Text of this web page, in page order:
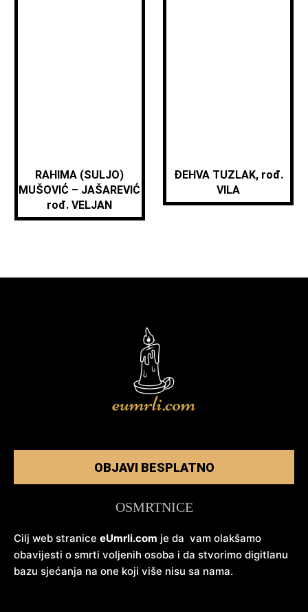
RAHIMA (SULJO)
MUŠOVIĆ – JAŠAREVIĆ
rođ. VELJAN
ĐEHVA TUZLAK, rođ.
VILA
OBJAVI BESPLATNO
OSMRTNICE
Cilj web stranice eUmrli.com je da vam olakšamo
obavijesti o smrti voljenih osoba i da stvorimo digitlanu
bazu sjećanja na one koji više nisu sa nama.